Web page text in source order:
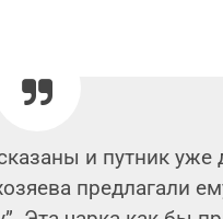
и путник уже
предлагали